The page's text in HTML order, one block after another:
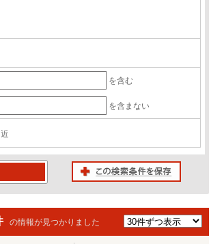
を含む
を含まない
の情報が見つかりました